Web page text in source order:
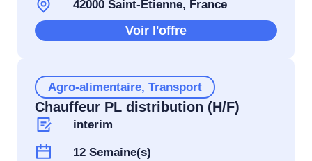
42000 Saint-Étienne, France
Voir l'offre
Agro-alimentaire, Transport
Chauffeur PL distribution (H/F)
interim
12 Semaine(s)